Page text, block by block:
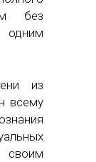
без
из
всему